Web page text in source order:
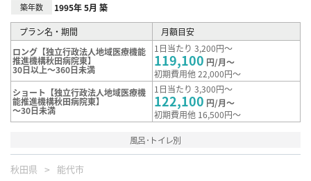
築年数 1995年 5月 築
プラン名・期間
月額目安
ロング【独立行政法人地域医療機能
推進機構秋田病院東】
30日以上～360日未満
1日当たり 3,200円～
119,100 円/月～
初期費用他 22,000円～
ショート【独立行政法人地域医療機
能推進機構秋田病院東】
～30日未満
1日当たり 3,300円～
122,100 円/月～
初期費用他 16,500円～
風呂･トイレ別
秋田県 能代市